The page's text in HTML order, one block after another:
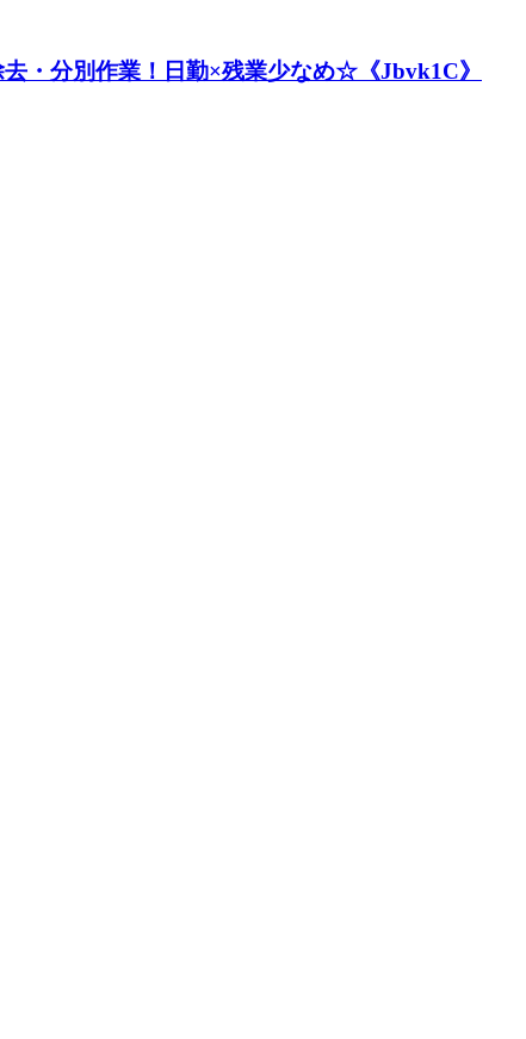
・分別作業！日勤×残業少なめ☆《Jbvk1C》